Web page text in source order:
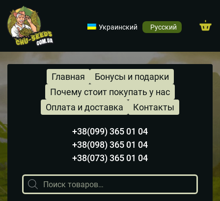
Украинский Русский
Главная
Почему стоит покупать у нас
Бонусы и подарки
Оплата и доставка Контакты
+38(099) 365 01 04
+38(098) 365 01 04
+38(073) 365 01 04
Поиск
товаров